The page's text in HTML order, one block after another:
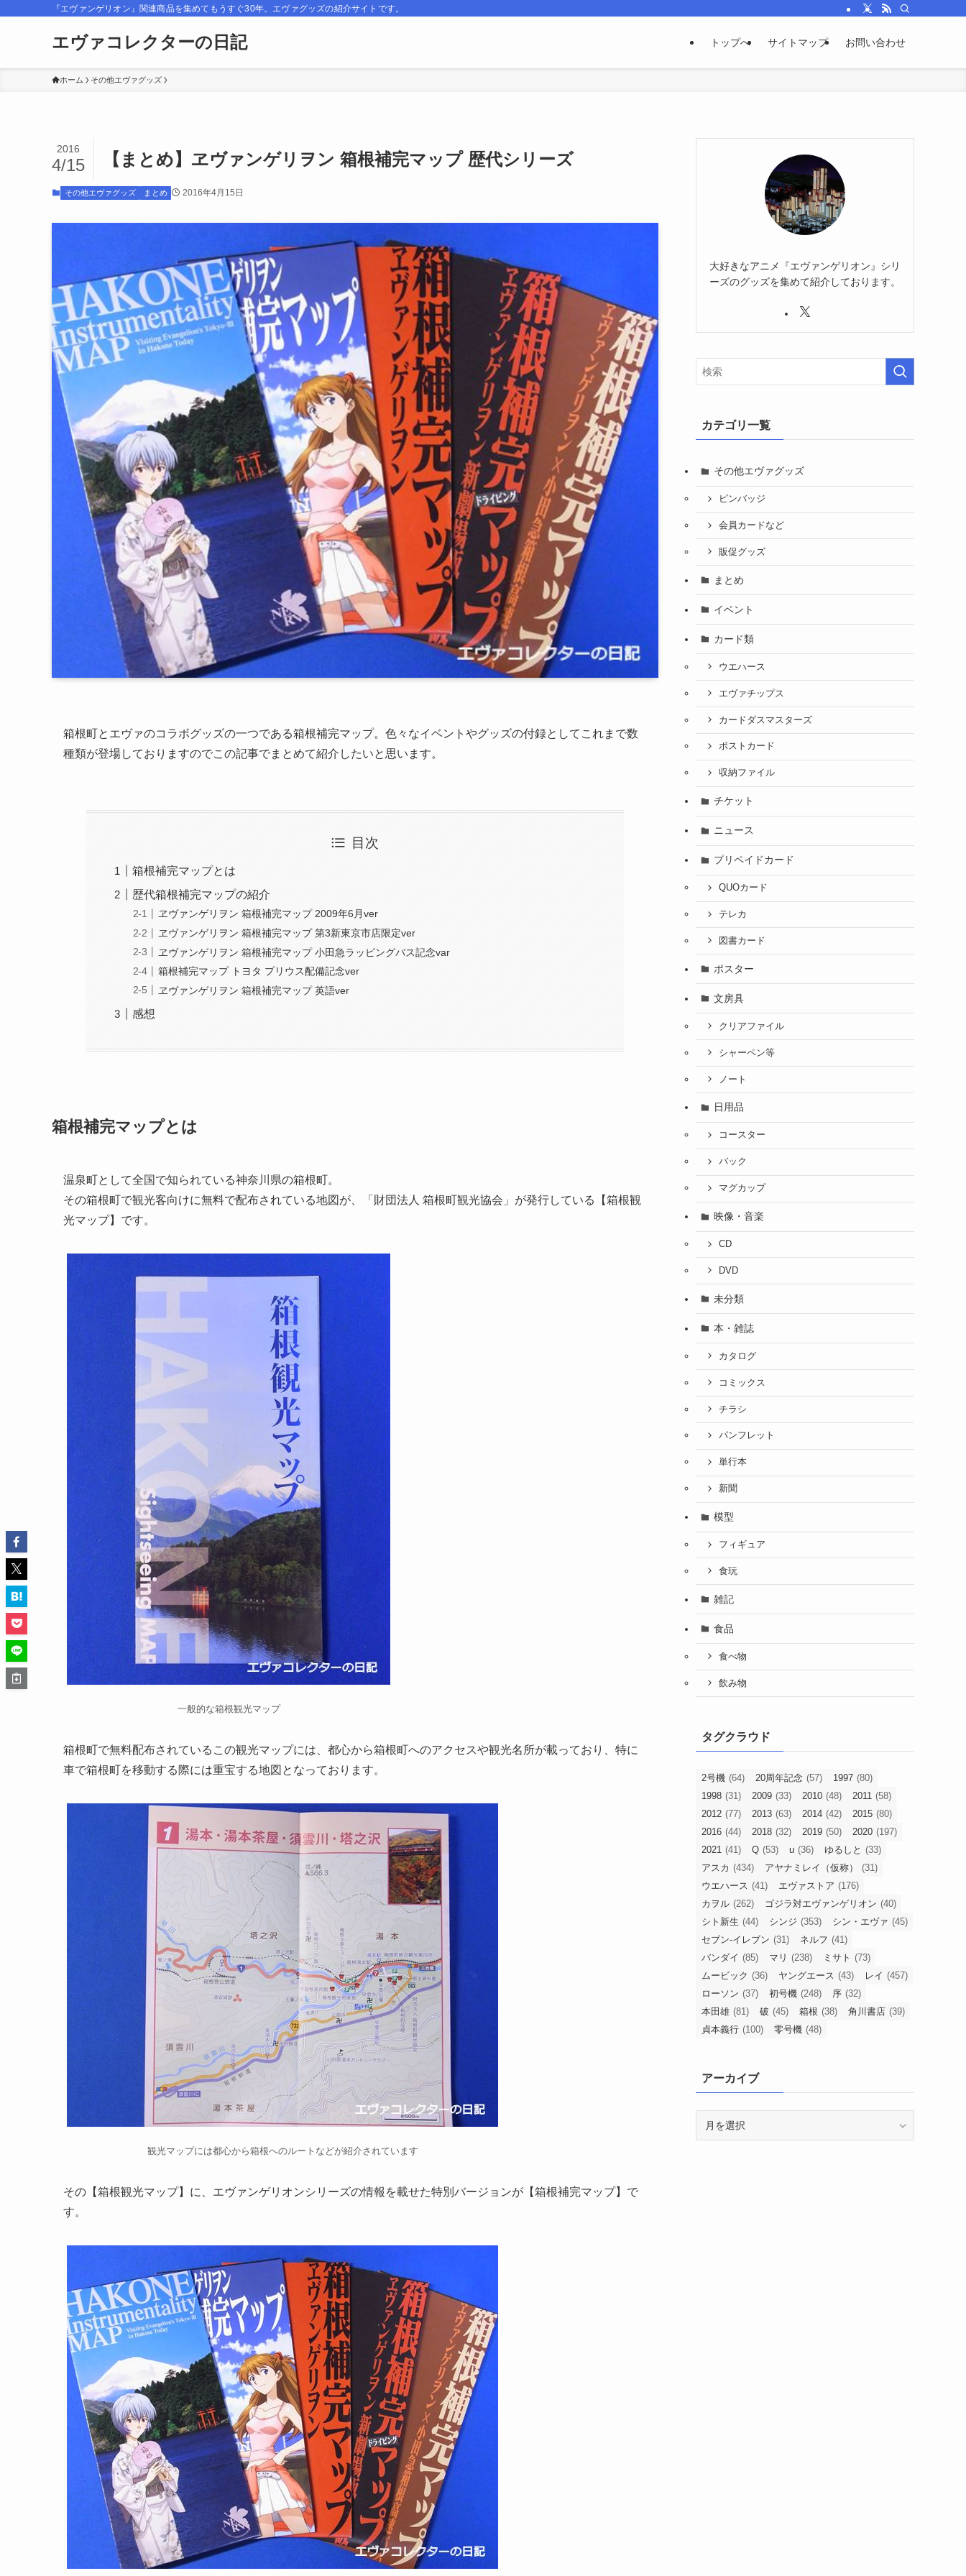
『エヴァンゲリオン』関連商品を集めてもうすぐ30年。エヴァグッズの紹介サイトです。
エヴァコレクターの日記 トップへ サイトマップ お問い合わせ
ホーム その他エヴァグッズ
【まとめ】ヱヴァンゲリヲン 箱根補完マップ 歴代シリーズ
2016
4/15
その他エヴァグッズ まとめ 2016年4月15日
箱根町とエヴァのコラボグッズの一つである箱根補完マップ。色々なイベントやグッズの付録としてこれまで数
種類が登場しておりますのでこの記事でまとめて紹介したいと思います。
目次
箱根補完マップとは
歴代箱根補完マップの紹介
ヱヴァンゲリヲン 箱根補完マップ 2009年6月ver
ヱヴァンゲリヲン 箱根補完マップ 第3新東京市店限定ver
ヱヴァンゲリヲン 箱根補完マップ 小田急ラッピングバス記念var
箱根補完マップ トヨタ プリウス配備記念ver
ヱヴァンゲリヲン 箱根補完マップ 英語ver
感想
箱根補完マップとは
温泉町として全国で知られている神奈川県の箱根町。
その箱根町で観光客向けに無料で配布されている地図が、「財団法人 箱根町観光協会」が発行している【箱根観
光マップ】です。
一般的な箱根観光マップ
箱根町で無料配布されているこの観光マップには、都心から箱根町へのアクセスや観光名所が載っており、特に
車で箱根町を移動する際には重宝する地図となっております。
観光マップには都心から箱根へのルートなどが紹介されています
その【箱根観光マップ】に、エヴァンゲリオンシリーズの情報を載せた特別バージョンが【箱根補完マップ】で
す。
大好きなアニメ『エヴァンゲリオン』シリ
ーズのグッズを集めて紹介しております。
カテゴリ一覧
その他エヴァグッズ
ピンバッジ
会員カードなど
販促グッズ
まとめ
イベント
カード類
ウエハース
エヴァチップス
カードダスマスターズ
ポストカード
収納ファイル
チケット
ニュース
プリペイドカード
QUOカード
テレカ
図書カード
ポスター
文房具
クリアファイル
シャーペン等
ノート
日用品
コースター
バック
マグカップ
映像・音楽
CD
DVD
未分類
本・雑誌
カタログ
コミックス
チラシ
パンフレット
単行本
新聞
模型
フィギュア
食玩
雑記
食品
食べ物
飲み物
タグクラウド
2号機 (64) 20周年記念 (57) 1997 (80)
1998 (31) 2009 (33) 2010 (48) 2011 (58)
2012 (77) 2013 (63) 2014 (42) 2015 (80)
2016 (44) 2018 (32) 2019 (50) 2020 (197)
2021 (41) Q (53) u (36) ゆるしと (33)
アスカ (434) アヤナミレイ（仮称）
(31)
ウエハース (41) エヴァストア (176)
カヲル (262) ゴジラ対エヴァンゲリオン (40)
シト新生 (44) シンジ (353) シン・エヴァ (45)
セブン-イレブン (31) ネルフ (41)
バンダイ (85) マリ (238) ミサト (73)
ムービック (36) ヤングエース (43) レイ (457)
ローソン (37) 初号機 (248) 序 (32)
本田雄 (81) 破 (45) 箱根 (38) 角川書店 (39)
貞本義行 (100) 零号機 (48)
アーカイブ